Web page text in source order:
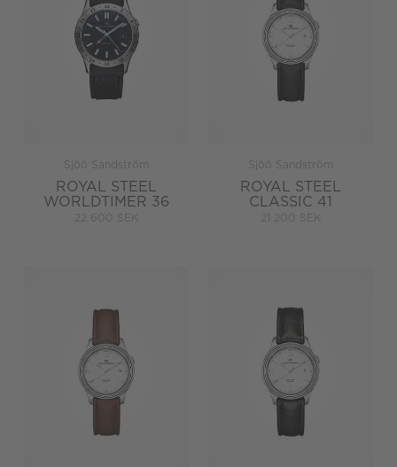
Sjöö Sandström
ROYAL STEEL
WORLDTIMER 36
22 600 SEK
Sjöö Sandström
ROYAL STEEL
CLASSIC 41
21 200 SEK